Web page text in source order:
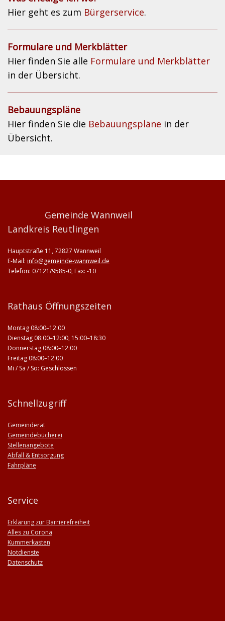
Hier geht es zum Bürgerservice.
Formulare und Merkblätter
Hier finden Sie alle Formulare und Merkblätter
in der Übersicht.
Bebauungspläne
Hier finden Sie die Bebauungspläne in der
Übersicht.
Gemeinde Wannweil
Landkreis Reutlingen
Hauptstraße 11, 72827 Wannweil
E-Mail: info@gemeinde-wannweil.de
Telefon: 07121/9585-0, Fax: -10
Rathaus Öffnungszeiten
Montag 08:00–12:00
Dienstag 08:00–12:00, 15:00–18:30
Donnerstag 08:00–12:00
Freitag 08:00–12:00
Mi / Sa / So: Geschlossen
Schnellzugriff
Gemeinderat
Gemeindebücherei
Stellenangebote
Abfall & Entsorgung
Fahrpläne
Service
Erklärung zur Barrierefreiheit
Alles zu Corona
Kummerkasten
Notdienste
Datenschutz